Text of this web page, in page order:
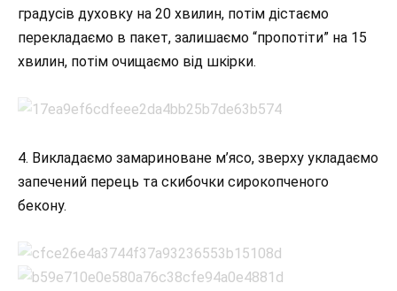
градусів духовку на 20 хвилин, потім дістаємо
перекладаємо в пакет, залишаємо “пропотіти” на 15
хвилин, потім очищаємо від шкірки.
4. Викладаємо замариноване м’ясо, зверху укладаємо
запечений перець та скибочки сирокопченого
бекону.